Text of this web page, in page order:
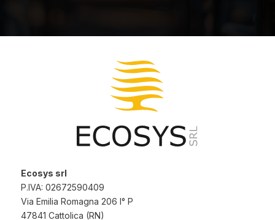
Ecosys srl
P.IVA: 02672590409
Via Emilia Romagna 206 I° P
47841 Cattolica (RN)